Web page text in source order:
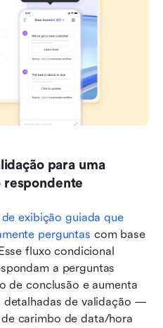
para uma
respondente
exibição guiada que
perguntas com base
fluxo condicional
a perguntas
de conclusão e aumenta
detalhadas de validação —
carimbo de data/hora